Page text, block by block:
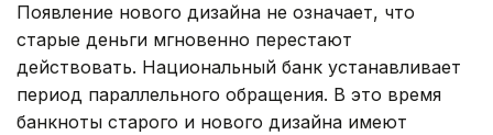
Появление нового дизайна не означает, что
старые деньги мгновенно перестают
действовать. Национальный банк устанавливает
период параллельного обращения. В это время
банкноты старого и нового дизайна имеют